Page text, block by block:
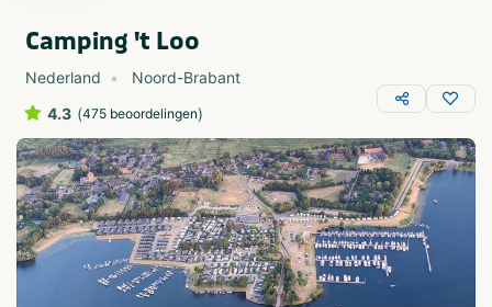
Camping 't Loo
Nederland
Noord-Brabant
4.3 (475 beoordelingen)